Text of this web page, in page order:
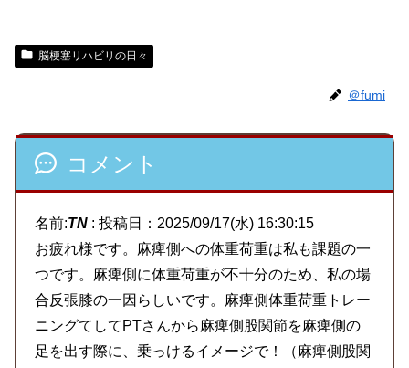
脳梗塞リハビリの日々
＠fumi
コメント
名前:TN : 投稿日：2025/09/17(水) 16:30:15
お疲れ様です。麻痺側への体重荷重は私も課題の一
つです。麻痺側に体重荷重が不十分のため、私の場
合反張膝の一因らしいです。麻痺側体重荷重トレー
ニングてしてPTさんから麻痺側股関節を麻痺側の
足を出す際に、乗っけるイメージで！（麻痺側股関